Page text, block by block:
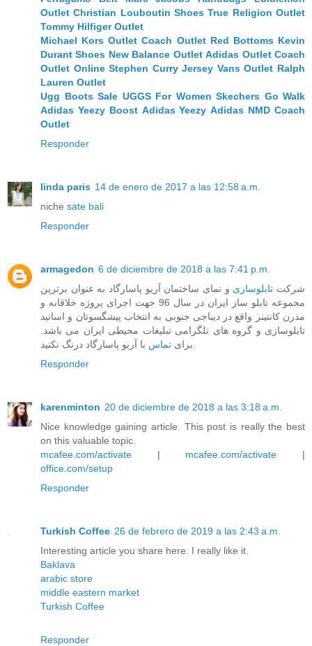
Outlet Christian Louboutin Shoes True Religion Outlet
Tommy Hilfiger Outlet
Michael Kors Outlet Coach Outlet Red Bottoms Kevin
Durant Shoes New Balance Outlet Adidas Outlet Coach
Outlet Online Stephen Curry Jersey Vans Outlet Ralph
Lauren Outlet
Ugg Boots Sale UGGS For Women Skechers Go Walk
Adidas Yeezy Boost Adidas Yeezy Adidas NMD Coach
Outlet
Responder
linda paris 14 de enero de 2017 a las 12:58 a.m.
niche sate bali
Responder
armagedon 6 de diciembre de 2018 a las 7:41 p.m.
شرکت تابلوسازی و نمای ساختمان آریو پاسارگاد به عنوان برترین
مجموعه تابلو ساز ایران در سال 96 جهت اجرای پروژه خلاقانه و
مدرن کانتینر واقع در دیباجی جنوبی به انتخاب پیشگسوتان و اساتید
تابلوسازی و گروه های تلگرامی تبلیغات محیطی ایران می باشد.
برای تماس
Responder
karenminton 20 de diciembre de 2018 a las 3:18 a.m.
Nice knowledge gaining article. This post is really the best
on this valuable topic.
mcafee.com/activate | mcafee.com/activate |
office.com/setup
Responder
Turkish Coffee 26 de febrero de 2019 a las 2:43 a.m.
Interesting article you share here. I really like it.
Baklava
arabic store
middle eastern market
Turkish Coffee
Responder